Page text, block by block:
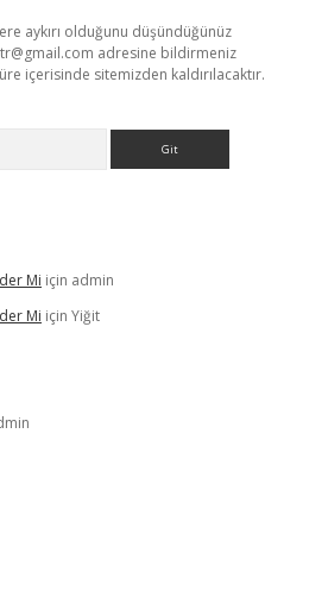
aykırı olduğunu düşündüğünüz
adresine bildirmeniz
içerisinde sitemizden kaldırılacaktır.
Mi için admin
Mi için Yiğit